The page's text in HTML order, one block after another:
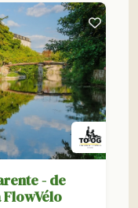
- de